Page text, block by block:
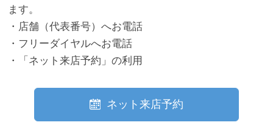
ます。
・店舗（代表番号）へお電話
・フリーダイヤルへお電話
・「ネット来店予約」の利用
ネット来店予約